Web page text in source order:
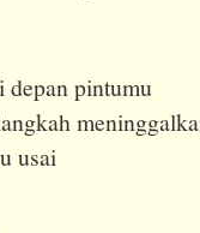
depan pintumu
usai